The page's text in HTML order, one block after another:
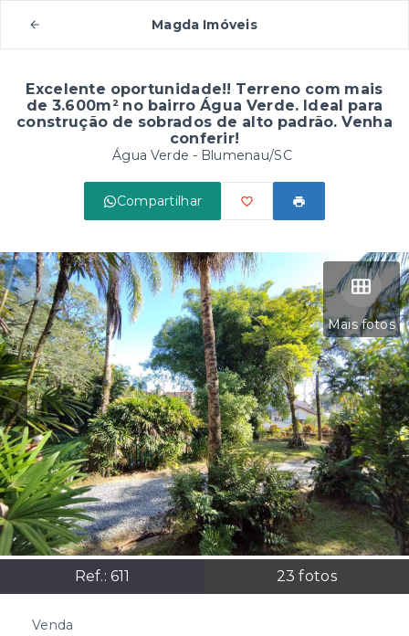
Magda Imóveis
Excelente oportunidade!! Terreno com mais
de 3.600m² no bairro Água Verde. Ideal para
construção de sobrados de alto padrão. Venha
conferir!
Água Verde - Blumenau/SC
Compartilhar
Mais fotos
Ref.: 611 23 fotos
Venda